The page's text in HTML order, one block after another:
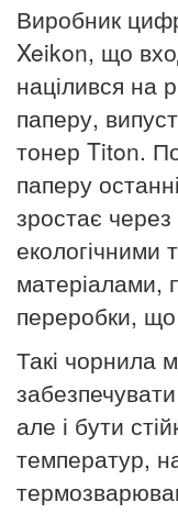
Виробник
Xeikon, що
націлився на
паперу,
тонер Titon.
паперу
зростає
екологічними
матеріалами,
переробки, що
Такі чорнила
але і бути
температур,